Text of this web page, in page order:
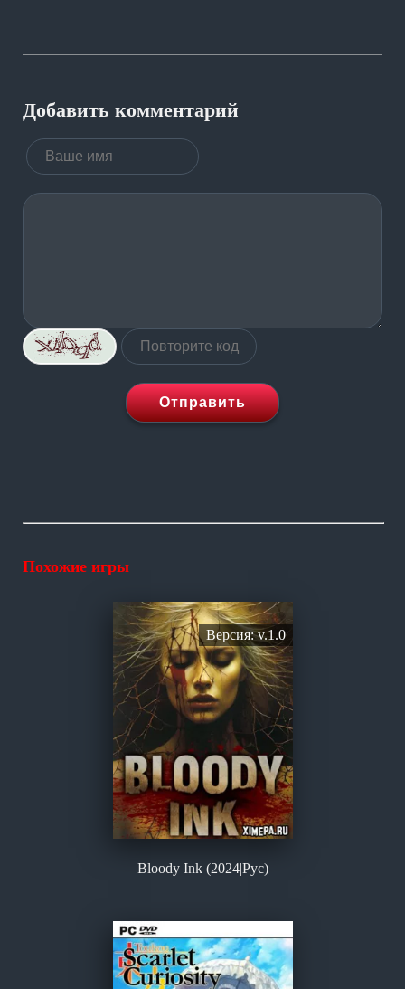
Добавить комментарий
Отправить
Похожие игры
Bloody Ink (2024|Рус)
Версия: v.1.0